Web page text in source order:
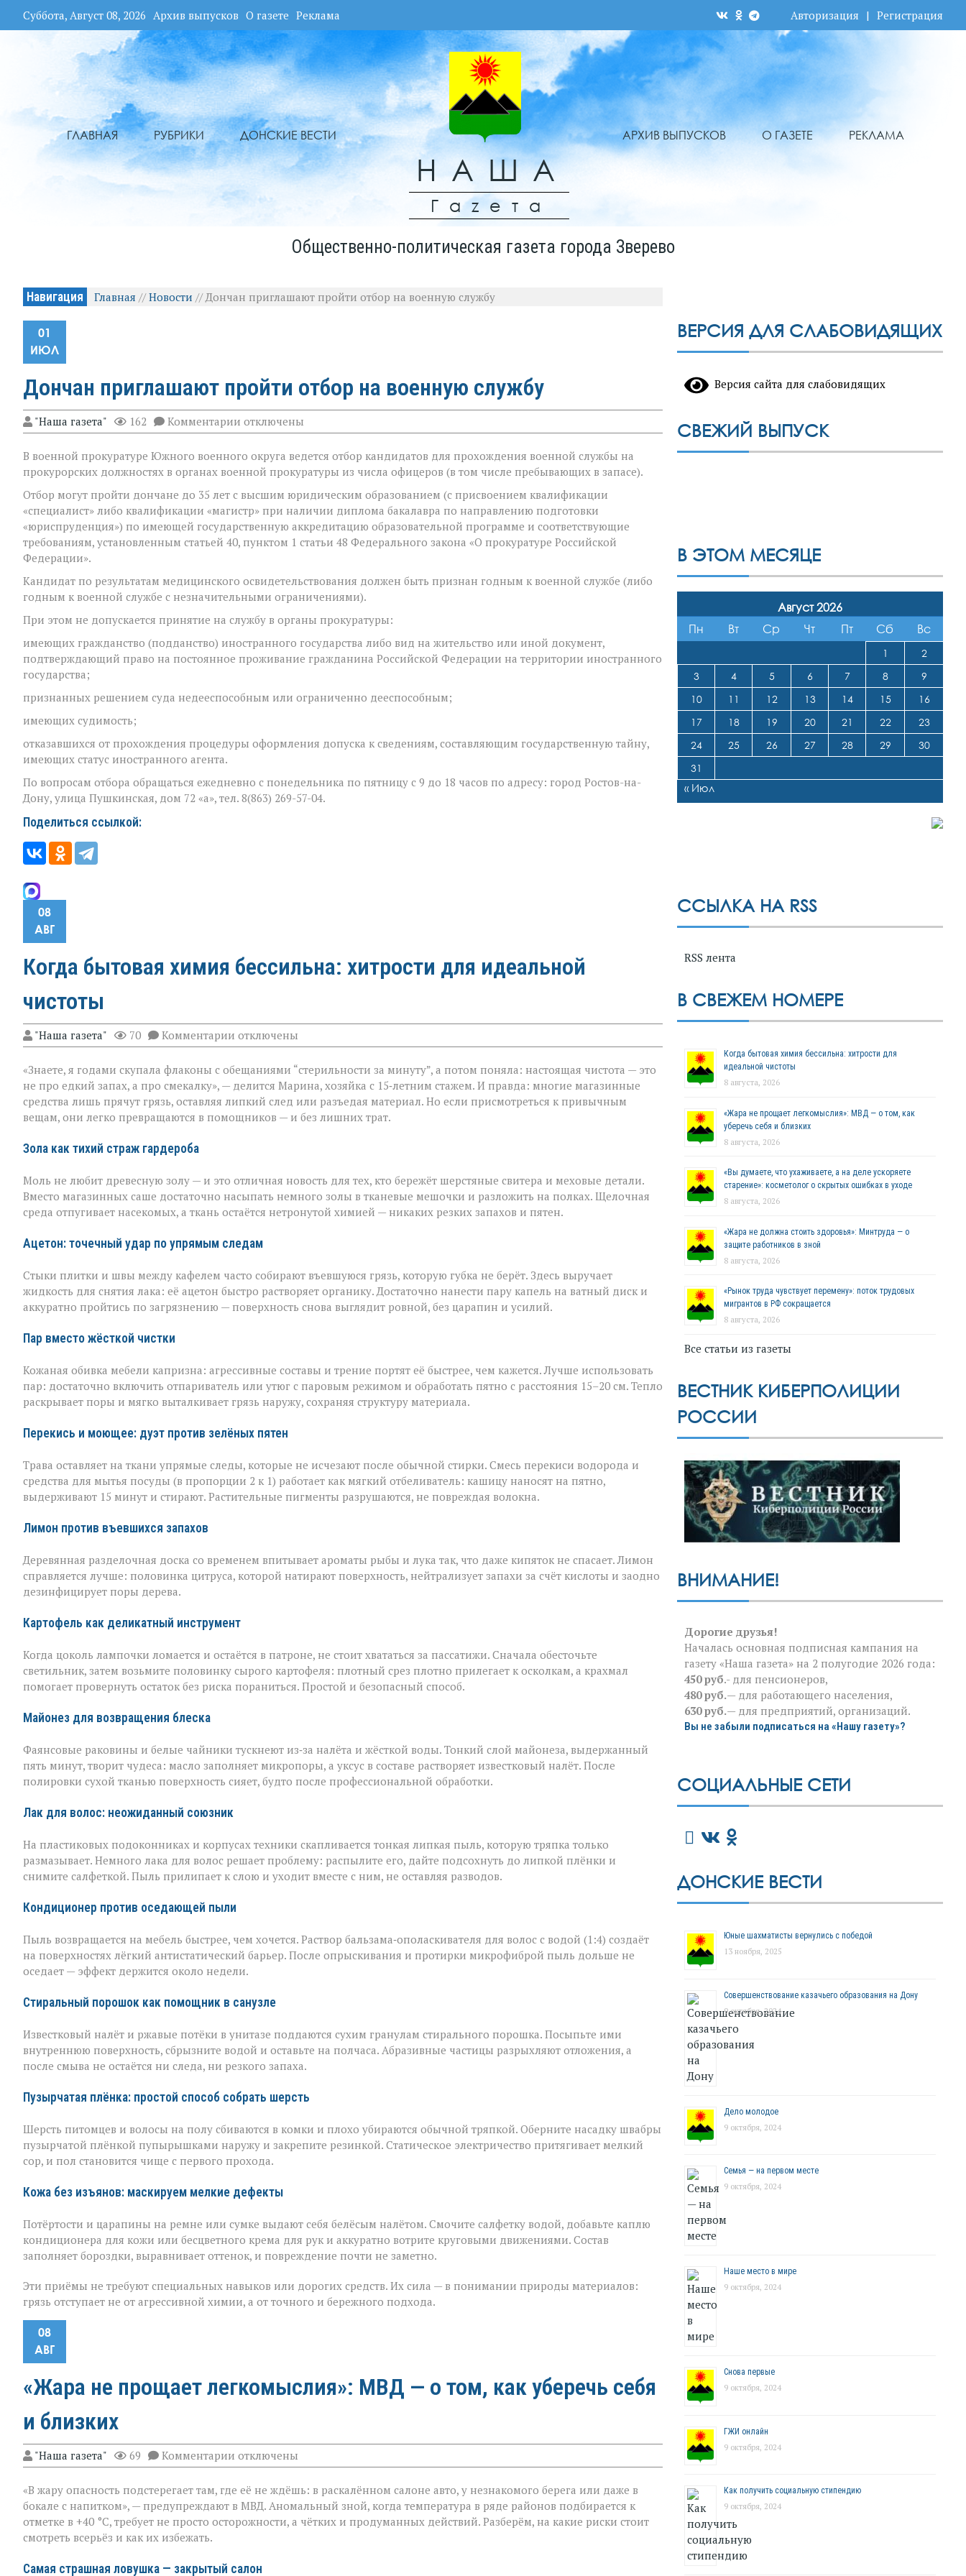
Суббота, Август 08, 2026 Архив выпусков О газете Реклама Авторизация | Регистрация
ГЛАВНАЯ РУБРИКИ ДОНСКИЕ ВЕСТИ
НАША
Гаzета
АРХИВ ВЫПУСКОВ О ГАЗЕТЕ РЕКЛАМА
Общественно-политическая газета города Зверево
Навигация Главная //Новости // Дончан приглашают пройти отбор на военную службу
01
ИЮЛ
Дончан приглашают пройти отбор на военную службу
"Наша газета" 162 Комментарии к
записи
приглашают
пройти
на
военную
службу
отключены
В военной прокуратуре Южного военного округа ведется отбор кандидатов для прохождения военной службы на
прокурорских должностях в органах военной прокуратуры из числа офицеров (в том числе пребывающих в запасе).
Отбор могут пройти дончане до 35 лет с высшим юридическим образованием (с присвоением квалификации
«специалист» либо квалификации «магистр» при наличии диплома бакалавра по направлению подготовки
«юриспруденция») по имеющей государственную аккредитацию образовательной программе и соответствующие
требованиям, установленным статьей 40, пунктом 1 статьи 48 Федерального закона «О прокуратуре Российской
Федерации».
Кандидат по результатам медицинского освидетельствования должен быть признан годным к военной службе (либо
годным к военной службе с незначительными ограничениями).
При этом не допускается принятие на службу в органы прокуратуры:
имеющих гражданство (подданство) иностранного государства либо вид на жительство или иной документ,
подтверждающий право на постоянное проживание гражданина Российской Федерации на территории иностранного
государства;
признанных решением суда недееспособным или ограниченно дееспособным;
имеющих судимость;
отказавшихся от прохождения процедуры оформления допуска к сведениям, составляющим государственную тайну,
имеющих статус иностранного агента.
По вопросам отбора обращаться ежедневно с понедельника по пятницу с 9 до 18 часов по адресу: город Ростов-на-
Дону, улица Пушкинская, дом 72 «а», тел. 8(863) 269-57-04.
Поделиться ссылкой:
08
АВГ
Когда бытовая химия бессильна: хитрости для идеальной
чистоты
"Наша газета" 70 Комментарии к
записи
бытовая
химия
бессильна:
хитрости
для
отключены
«Знаете, я годами скупала флаконы с обещаниями “стерильности за минуту”, а потом поняла: настоящая чистота — это
не про едкий запах, а про смекалку», — делится Марина, хозяйка с 15‑летним стажем. И правда: многие магазинные
средства лишь прячут грязь, оставляя липкий след или разъедая материал. Но если присмотреться к привычным
вещам, они легко превращаются в помощников — и без лишних трат.
Зола как тихий страж гардероба
Моль не любит древесную золу — и это отличная новость для тех, кто бережёт шерстяные свитера и меховые детали.
Вместо магазинных саше достаточно насыпать немного золы в тканевые мешочки и разложить на полках. Щелочная
среда отпугивает насекомых, а ткань остаётся нетронутой химией — никаких резких запахов и пятен.
Ацетон: точечный удар по упрямым следам
Стыки плитки и швы между кафелем часто собирают въевшуюся грязь, которую губка не берёт. Здесь выручает
жидкость для снятия лака: её ацетон быстро растворяет органику. Достаточно нанести пару капель на ватный диск и
аккуратно пройтись по загрязнению — поверхность снова выглядит ровной, без царапин и усилий.
Пар вместо жёсткой чистки
Кожаная обивка мебели капризна: агрессивные составы и трение портят её быстрее, чем кажется. Лучше использовать
пар: достаточно включить отпариватель или утюг с паровым режимом и обработать пятно с расстояния 15–20 см. Тепло
раскрывает поры и мягко выталкивает грязь наружу, сохраняя структуру материала.
Перекись и моющее: дуэт против зелёных пятен
Трава оставляет на ткани упрямые следы, которые не исчезают после обычной стирки. Смесь перекиси водорода и
средства для мытья посуды (в пропорции 2 к 1) работает как мягкий отбеливатель: кашицу наносят на пятно,
выдерживают 15 минут и стирают. Растительные пигменты разрушаются, не повреждая волокна.
Лимон против въевшихся запахов
Деревянная разделочная доска со временем впитывает ароматы рыбы и лука так, что даже кипяток не спасает. Лимон
справляется лучше: половинка цитруса, которой натирают поверхность, нейтрализует запахи за счёт кислоты и заодно
дезинфицирует поры дерева.
Картофель как деликатный инструмент
Когда цоколь лампочки ломается и остаётся в патроне, не стоит хвататься за пассатижи. Сначала обесточьте
светильник, затем возьмите половинку сырого картофеля: плотный срез плотно прилегает к осколкам, а крахмал
помогает провернуть остаток без риска пораниться. Простой и безопасный способ.
Майонез для возвращения блеска
Фаянсовые раковины и белые чайники тускнеют из‑за налёта и жёсткой воды. Тонкий слой майонеза, выдержанный
пять минут, творит чудеса: масло заполняет микропоры, а уксус в составе растворяет известковый налёт. После
полировки сухой тканью поверхность сияет, будто после профессиональной обработки.
Лак для волос: неожиданный союзник
На пластиковых подоконниках и корпусах техники скапливается тонкая липкая пыль, которую тряпка только
размазывает. Немного лака для волос решает проблему: распылите его, дайте подсохнуть до липкой плёнки и
снимите салфеткой. Пыль прилипает к слою и уходит вместе с ним, не оставляя разводов.
Кондиционер против оседающей пыли
Пыль возвращается на мебель быстрее, чем хочется. Раствор бальзама‑ополаскивателя для волос с водой (1:4) создаёт
на поверхностях лёгкий антистатический барьер. После опрыскивания и протирки микрофиброй пыль дольше не
оседает — эффект держится около недели.
Стиральный порошок как помощник в санузле
Известковый налёт и ржавые потёки в унитазе поддаются сухим гранулам стирального порошка. Посыпьте ими
внутреннюю поверхность, сбрызните водой и оставьте на полчаса. Абразивные частицы разрыхляют отложения, а
после смыва не остаётся ни следа, ни резкого запаха.
Пузырчатая плёнка: простой способ собрать шерсть
Шерсть питомцев и волосы на полу сбиваются в комки и плохо убираются обычной тряпкой. Оберните насадку швабры
пузырчатой плёнкой пупырышками наружу и закрепите резинкой. Статическое электричество притягивает мелкий
сор, и пол становится чище с первого прохода.
Кожа без изъянов: маскируем мелкие дефекты
Потёртости и царапины на ремне или сумке выдают себя белёсым налётом. Смочите салфетку водой, добавьте каплю
кондиционера для кожи или бесцветного крема для рук и аккуратно вотрите круговыми движениями. Состав
заполняет бороздки, выравнивает оттенок, и повреждение почти не заметно.
Эти приёмы не требуют специальных навыков или дорогих средств. Их сила — в понимании природы материалов:
грязь отступает не от агрессивной химии, а от точного и бережного подхода.
08
АВГ
«Жара не прощает легкомыслия»: МВД — о том, как уберечь себя
и близких
"Наша газета" 69 Комментарии к
записи
не
прощает
легкомыслия»:
МВД — о
уберечь
отключены
«В жару опасность подстерегает там, где её не ждёшь: в раскалённом салоне авто, у незнакомого берега или даже в
бокале с напитком», — предупреждают в МВД. Аномальный зной, когда температура в ряде районов подбирается к
отметке в +40 °C, требует не просто осторожности, а чётких и продуманных действий. Разберём, на какие риски стоит
смотреть всерьёз и как их избежать.
Самая страшная ловушка — закрытый салон
ВЕРСИЯ ДЛЯ СЛАБОВИДЯЩИХ
Версия сайта для слабовидящих
СВЕЖИЙ ВЫПУСК
В ЭТОМ МЕСЯЦЕ
Август 2026
Пн
Вт Ср Чт Пт Сб Вс
1
2
3
4 5 6 7 8
9
10
11 12 13 14 15
16
17
18 19 20 21 22
23
24
25 26 27 28 29
30
31
« Июл
ССЫЛКА НА RSS
RSS лента
В СВЕЖЕМ НОМЕРЕ
Когда бытовая химия бессильна: хитрости для
идеальной чистоты
8 августа, 2026
«Жара не прощает легкомыслия»: МВД — о том, как
уберечь себя и близких
8 августа, 2026
«Вы думаете, что ухаживаете, а на деле ускоряете
старение»: косметолог о скрытых ошибках в уходе
8 августа, 2026
«Жара не должна стоить здоровья»: Минтруда — о
защите работников в зной
8 августа, 2026
«Рынок труда чувствует перемену»: поток трудовых
мигрантов в РФ сокращается
8 августа, 2026
Все статьи из газеты
ВЕСТНИК КИБЕРПОЛИЦИИ
РОССИИ
ВНИМАНИЕ!
Дорогие друзья!
Началась основная подписная кампания на
газету «Наша газета» на 2 полугодие 2026 года:
450 руб.- для пенсионеров,
480 руб.— для работающего населения,
630 руб.— для предприятий, организаций.
Вы не забыли подписаться на «Нашу газету»?
СОЦИАЛЬНЫЕ СЕТИ
ДОНСКИЕ ВЕСТИ
Юные шахматисты вернулись с победой
13 ноября, 2025
Совершенствование казачьего образования на Дону
9 октября, 2024
Дело молодое
9 октября, 2024
Семья — на первом месте
9 октября, 2024
Наше место в мире
9 октября, 2024
Снова первые
9 октября, 2024
ГЖИ онлайн
9 октября, 2024
Как получить социальную стипендию
9 октября, 2024